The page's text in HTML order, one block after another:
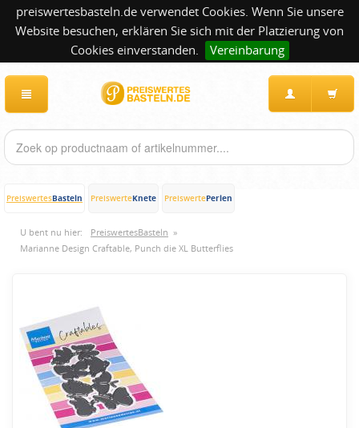
preiswertesbasteln.de verwendet Cookies. Wenn Sie unsere
Website besuchen, erklären Sie sich mit der Platzierung von
Cookies einverstanden.
Vereinbarung
PreiswertesBasteln PreiswerteKnete PreiswertePerlen
U bent nu hier: PreiswertesBasteln »
Marianne Design Craftable, Punch die XL Butterflies